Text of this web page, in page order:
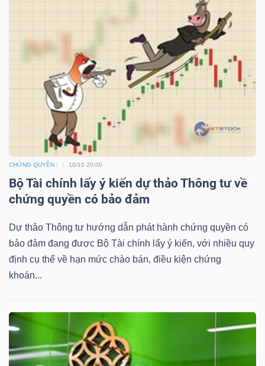
CHỨNG QUYỀN 10/10 20:00
Bộ Tài chính lấy ý kiến dự thảo Thông tư về
chứng quyền có bảo đảm
Dự thảo Thông tư hướng dẫn phát hành chứng quyền có
bảo đảm đang được Bộ Tài chính lấy ý kiến, với nhiều quy
định cụ thể về hạn mức chào bán, điều kiện chứng
khoán...
DÙNG
CHĂM
SỨC
KHỎE
TÀI